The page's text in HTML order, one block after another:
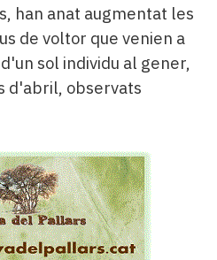
han anat augmentat les
de voltor que venien a
sol individu al gener,
d'abril, observats